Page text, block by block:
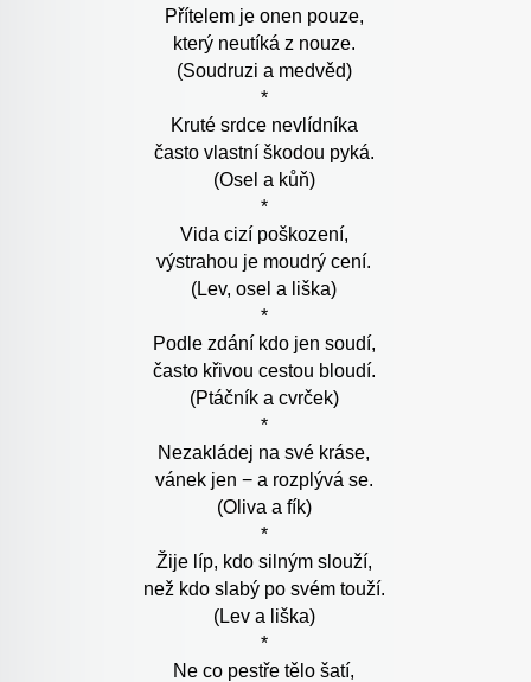
Přítelem je onen pouze,
který neutíká z nouze.
(Soudruzi a medvěd)
*
Kruté srdce nevlídníka
často vlastní škodou pyká.
(Osel a kůň)
*
Vida cizí poškození,
výstrahou je moudrý cení.
(Lev, osel a liška)
*
Podle zdání kdo jen soudí,
často křivou cestou bloudí.
(Ptáčník a cvrček)
*
Nezakládej na své kráse,
vánek jen − a rozplývá se.
(Oliva a fík)
*
Žije líp, kdo silným slouží,
než kdo slabý po svém touží.
(Lev a liška)
*
Ne co pestře tělo šatí,